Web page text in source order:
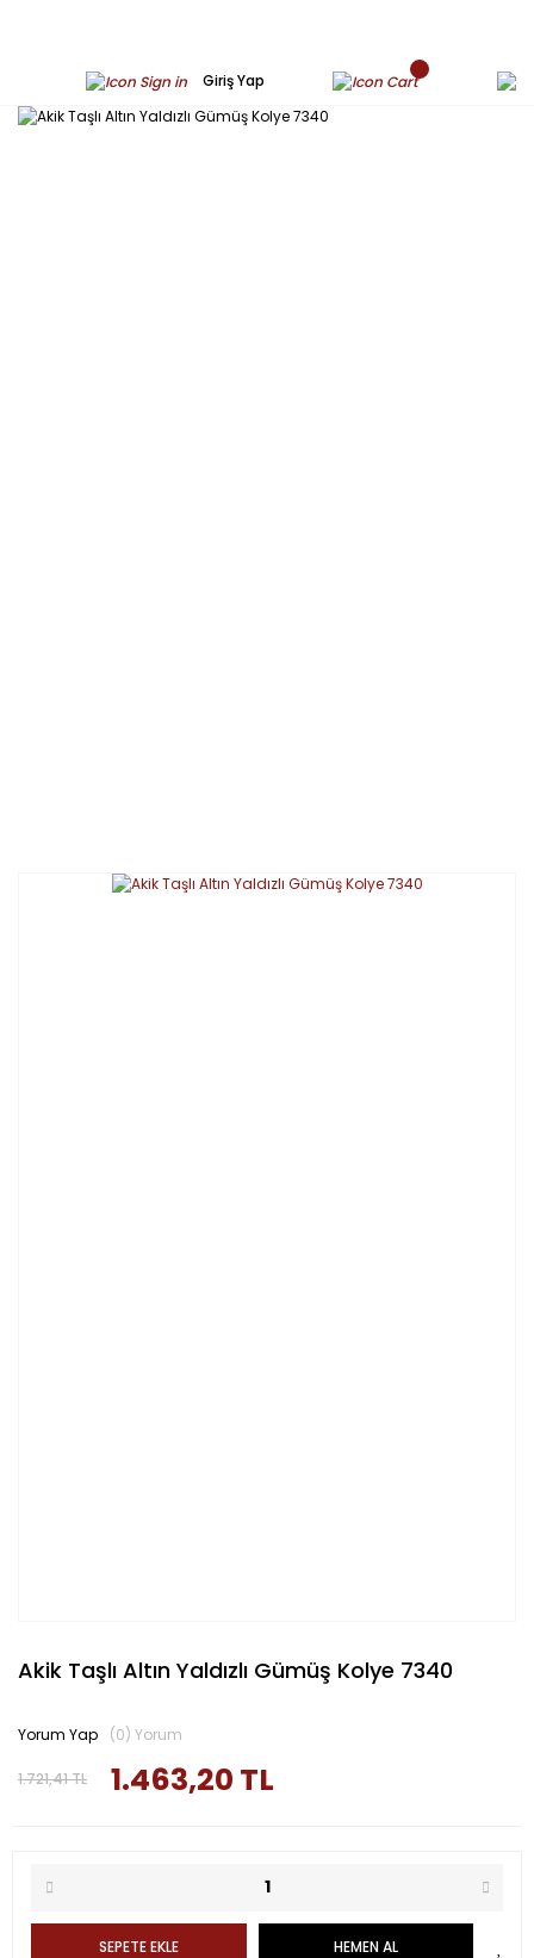
Giriş Yap
Akik Taşlı Altın Yaldızlı Gümüş Kolye 7340
1.721,41 TL 1.463,20 TL
Yorum Yap (0) Yorum
SEPETE EKLE HEMEN AL